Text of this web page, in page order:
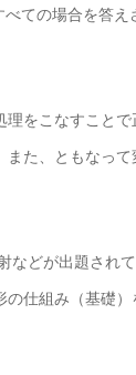
ての場合を答
をこなすこと
た、ともなっ
どが出題され
仕組み（基礎